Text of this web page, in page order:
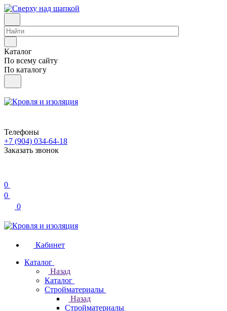
Каталог
По всему сайту
По каталогу
Телефоны
+7 (904) 034-64-18
Заказать звонок
0
0
0
Кабинет
Каталог
Назад
Каталог
Стройматериалы
Назад
Стройматериалы